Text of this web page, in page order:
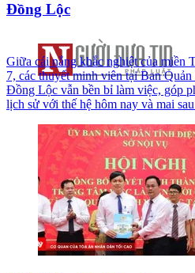
Đồng Lộc
Giữa cái nắng khắc nghiệt của miền
7, các thuyết minh viên tại Ban
Đồng Lộc vẫn bền bỉ làm việc, góp
lịch sử với thế hệ hôm nay và mai